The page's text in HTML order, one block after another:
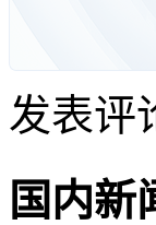
发表评
国内新